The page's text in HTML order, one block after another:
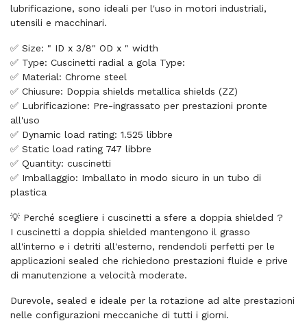
lubrificazione, sono ideali per l'uso in motori industriali,
utensili e macchinari.
✅ Size: " ID x 3/8" OD x " width
✅ Type: Cuscinetti radial a gola Type:
✅ Material: Chrome steel
✅ Chiusure: Doppia shields metallica shields (ZZ)
✅ Lubrificazione: Pre-ingrassato per prestazioni pronte
all'uso
✅ Dynamic load rating: 1.525 libbre
✅ Static load rating 747 libbre
✅ Quantity: cuscinetti
✅ Imballaggio: Imballato in modo sicuro in un tubo di
plastica
💡 Perché scegliere i cuscinetti a sfere a doppia shielded ?
I cuscinetti a doppia shielded mantengono il grasso
all'interno e i detriti all'esterno, rendendoli perfetti per le
applicazioni sealed che richiedono prestazioni fluide e prive
di manutenzione a velocità moderate.
Durevole, sealed e ideale per la rotazione ad alte prestazioni
nelle configurazioni meccaniche di tutti i giorni.